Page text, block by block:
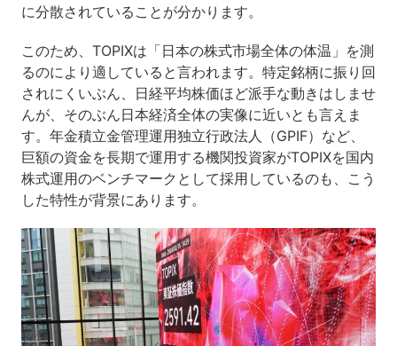
に分散されていることが分かります。
このため、TOPIXは「日本の株式市場全体の体温」を測
るのにより適していると言われます。特定銘柄に振り回
されにくいぶん、日経平均株価ほど派手な動きはしませ
んが、そのぶん日本経済全体の実像に近いとも言えま
す。年金積立金管理運用独立行政法人（GPIF）など、
巨額の資金を長期で運用する機関投資家がTOPIXを国内
株式運用のベンチマークとして採用しているのも、こう
した特性が背景にあります。